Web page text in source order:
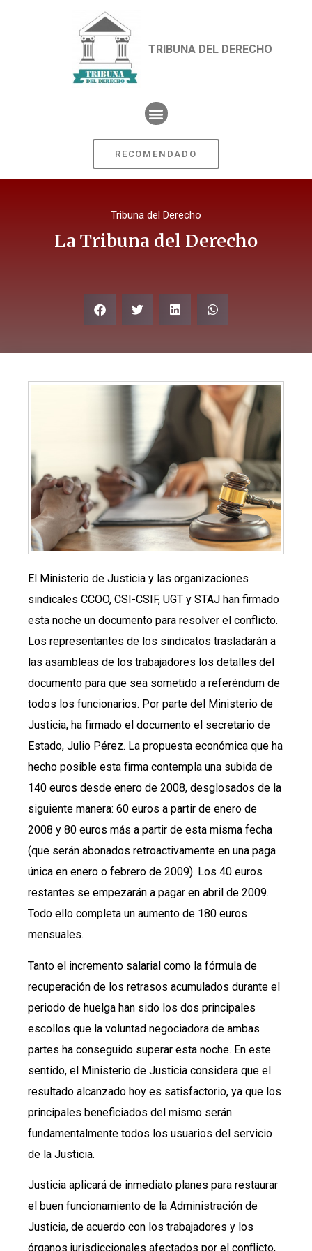
TRIBUNA DEL DERECHO
RECOMENDADO
Tribuna del Derecho
La Tribuna del Derecho
El Ministerio de Justicia y las organizaciones
sindicales CCOO, CSI-CSIF, UGT y STAJ han firmado
esta noche un documento para resolver el conflicto.
Los representantes de los sindicatos trasladarán a
las asambleas de los trabajadores los detalles del
documento para que sea sometido a referéndum de
todos los funcionarios. Por parte del Ministerio de
Justicia, ha firmado el documento el secretario de
Estado, Julio Pérez. La propuesta económica que ha
hecho posible esta firma contempla una subida de
140 euros desde enero de 2008, desglosados de la
siguiente manera: 60 euros a partir de enero de
2008 y 80 euros más a partir de esta misma fecha
(que serán abonados retroactivamente en una paga
única en enero o febrero de 2009). Los 40 euros
restantes se empezarán a pagar en abril de 2009.
Todo ello completa un aumento de 180 euros
mensuales.
Tanto el incremento salarial como la fórmula de
recuperación de los retrasos acumulados durante el
periodo de huelga han sido los dos principales
escollos que la voluntad negociadora de ambas
partes ha conseguido superar esta noche. En este
sentido, el Ministerio de Justicia considera que el
resultado alcanzado hoy es satisfactorio, ya que los
principales beneficiados del mismo serán
fundamentalmente todos los usuarios del servicio
de la Justicia.
Justicia aplicará de inmediato planes para restaurar
el buen funcionamiento de la Administración de
Justicia, de acuerdo con los trabajadores y los
órganos jurisdiccionales afectados por el conflicto,